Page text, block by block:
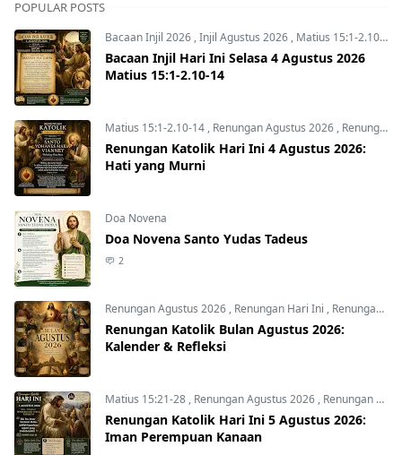
POPULAR POSTS
Bacaan Injil 2026 ,Injil Agustus 2026 , Matius 15:1-2.10-14
Bacaan Injil Hari Ini Selasa 4 Agustus 2026
Matius 15:1-2.10-14
Matius 15:1-2.10-14 , Renungan Agustus 2026 , Renungan Hari Ini
Renungan Katolik Hari Ini 4 Agustus 2026:
Hati yang Murni
Doa Novena
Doa Novena Santo Yudas Tadeus
2
Renungan Agustus 2026 , Renungan Hari Ini , Renungan harian
Renungan Katolik Bulan Agustus 2026:
Kalender & Refleksi
Matius 15:21-28 , Renungan Agustus 2026 , Renungan Hari Ini
Renungan Katolik Hari Ini 5 Agustus 2026:
Iman Perempuan Kanaan